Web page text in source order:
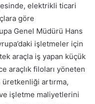
elektrikli ticari
göre
Genel Müdürü Hans
işletmeler için
araçla iş yapan küçük
araçlık filoları yöneten
artırma,
işletme maliyetlerini